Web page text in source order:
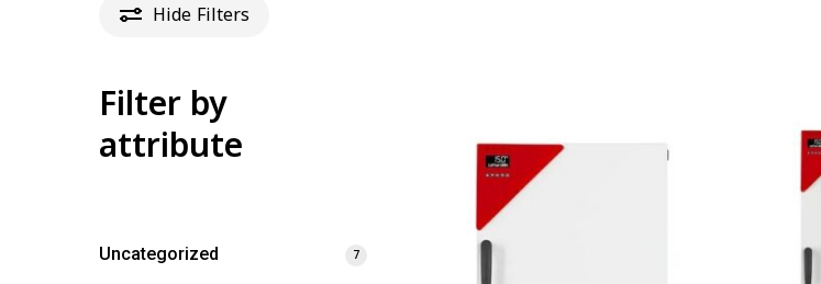
Hide Filters
Filter by
attribute
Uncategorized 7